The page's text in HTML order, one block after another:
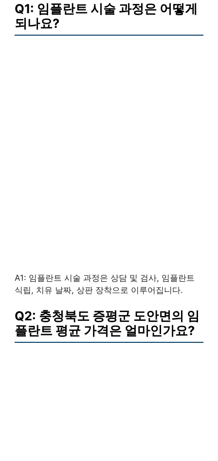
Q1: 임플란트 시술 과정은 어떻게
되나요?
A1: 임플란트 시술 과정은 상담 및 검사, 임플란트
식립, 치유 날짜, 상판 장착으로 이루어집니다.
Q2: 충청북도 증평군 도안면의 임
플란트 평균 가격은 얼마인가요?